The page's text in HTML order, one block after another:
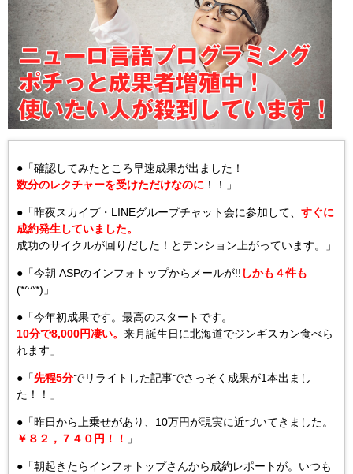
●「確認してみたところ早速成果が出ました！
数分のレクチャーを受けただけなのに ！！」
●「昨夜スカイプ・LINEグループチャット会に参加して、 すぐに
成約発生していました。
成功のサイクルが回りだした！とテンション上がっています。」
●「今朝 ASPのインフォトップからメールが!! しかも４件も
(*^^*)」
●「今年初成果です。最高のスタートです。
10分で8,000円凄い。 来月誕生日に北海道でジンギスカン食べら
れます」
●「先程5分でリライトした記事でさっそく成果が1本出まし
た！！」
●「昨日から上乗せがあり、10万円が現実に近づいてきました。
￥８２，７４０円！！
」
●「朝起きたらインフォトップさんから成約レポートが。いつも